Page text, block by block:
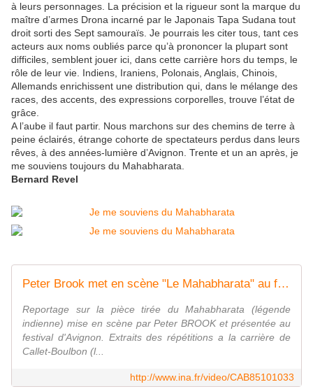
à leurs personnages. La précision et la rigueur sont la marque du
maître d’armes Drona incarné par le Japonais Tapa Sudana tout
droit sorti des Sept samouraïs. Je pourrais les citer tous, tant ces
acteurs aux noms oubliés parce qu’à prononcer la plupart sont
difficiles, semblent jouer ici, dans cette carrière hors du temps, le
rôle de leur vie. Indiens, Iraniens, Polonais, Anglais, Chinois,
Allemands enrichissent une distribution qui, dans le mélange des
races, des accents, des expressions corporelles, trouve l’état de
grâce.
A l’aube il faut partir. Nous marchons sur des chemins de terre à
peine éclairés, étrange cohorte de spectateurs perdus dans leurs
rêves, à des années-lumière d’Avignon. Trente et un an après, je
me souviens toujours du Mahabharata.
Bernard Revel
Peter Brook met en scène "Le Mahabharata" au festival d'Avignon
Reportage sur la pièce tirée du Mahabharata (légende
indienne) mise en scène par Peter BROOK et présentée au
festival d'Avignon. Extraits des répétitions a la carrière de
Callet-Boulbon (l...
http://www.ina.fr/video/CAB85101033